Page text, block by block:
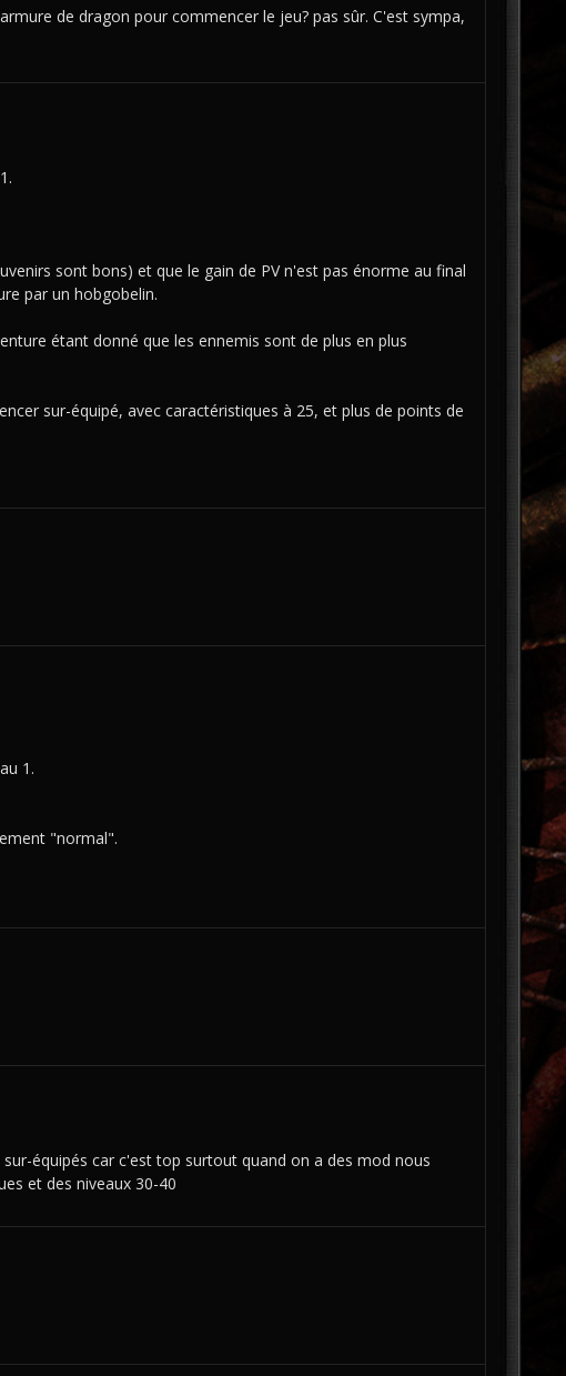
de dragon pour commencer le jeu? pas sûr. C'est sympa,
sont bons) et que le gain de PV n'est pas énorme au final
par un hobgobelin.
étant donné que les ennemis sont de plus en plus
sur-équipé, avec caractéristiques à 25, et plus de points de
1.
"normal".
équipés car c'est top surtout quand on a des mod nous
et des niveaux 30-40